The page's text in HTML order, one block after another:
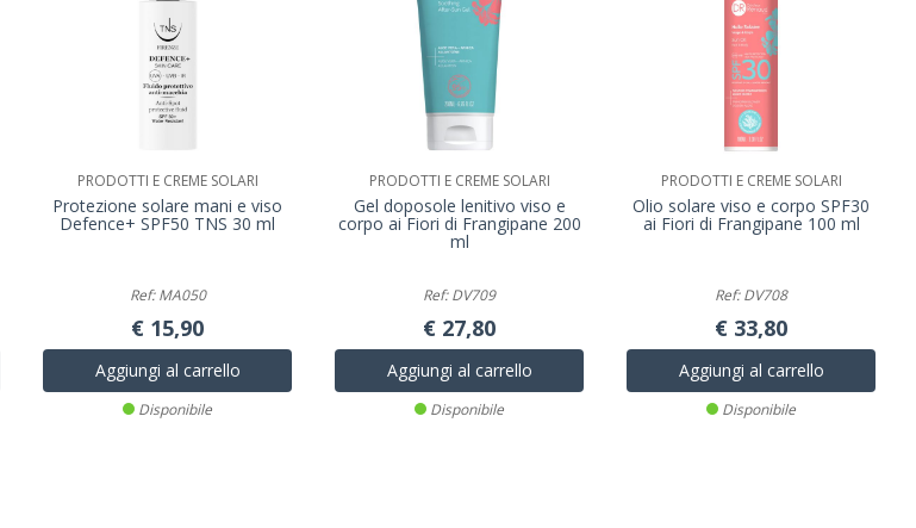
PRODOTTI E CREME SOLARI
Protezione solare mani e viso
Defence+ SPF50 TNS 30 ml
Ref: MA050
€ 15,90
Aggiungi al carrello
Disponibile
PRODOTTI E CREME SOLARI
Gel doposole lenitivo viso e
corpo ai Fiori di Frangipane 200
ml
Ref: DV709
€ 27,80
Aggiungi al carrello
Disponibile
PRODOTTI E CREME SOLARI
Olio solare viso e corpo SPF30
ai Fiori di Frangipane 100 ml
Ref: DV708
€ 33,80
Aggiungi al carrello
Disponibile